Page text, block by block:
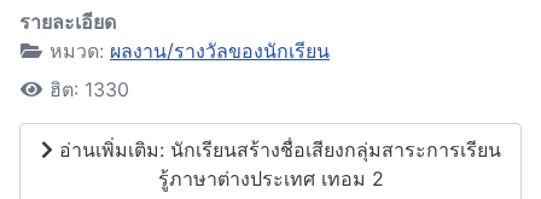
รายละเอียด
หมวด: ผลงาน/รางวัลของนักเรียน
ฮิต: 1330
อ่านเพิ่มเติม: นักเรียนสร้างชื่อเสียงกลุ่มสาระการเรียน
รู้ภาษาต่างประเทศ เทอม 2